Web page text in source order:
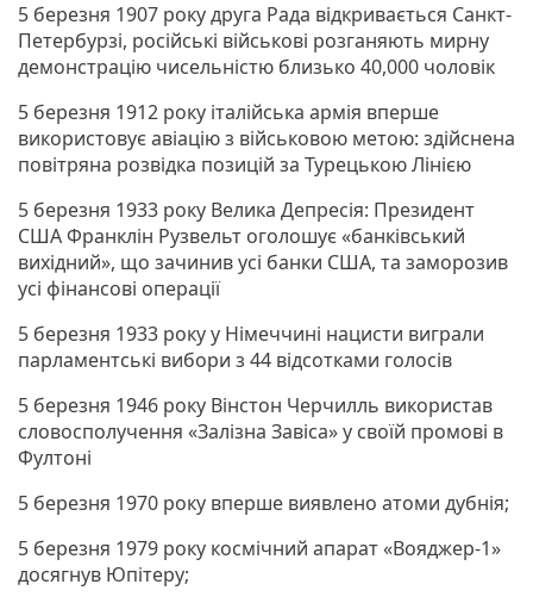
5 березня 1907 року друга Рада відкривається Санкт-
Петербурзі, російські військові розганяють мирну
демонстрацію чисельністю близько 40,000 чоловік
5 березня 1912 року італійська армія вперше
використовує авіацію з військовою метою: здійснена
повітряна розвідка позицій за Турецькою Лінією
5 березня 1933 року Велика Депресія: Президент
США Франклін Рузвельт оголошує «банківський
вихідний», що зачинив усі банки США, та заморозив
усі фінансові операції
5 березня 1933 року у Німеччині нацисти виграли
парламентські вибори з 44 відсотками голосів
5 березня 1946 року Вінстон Черчилль використав
словосполучення «Залізна Завіса» у своїй промові в
Фултоні
5 березня 1970 року вперше виявлено атоми дубнія;
5 березня 1979 року космічний апарат «Вояджер-1»
досягнув Юпітеру;